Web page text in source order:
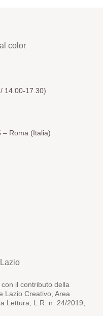
14.00-17.30)
– Roma (Italia)
il contributo della
Lazio Creativo, Area
Lettura, L.R. n. 24/2019,